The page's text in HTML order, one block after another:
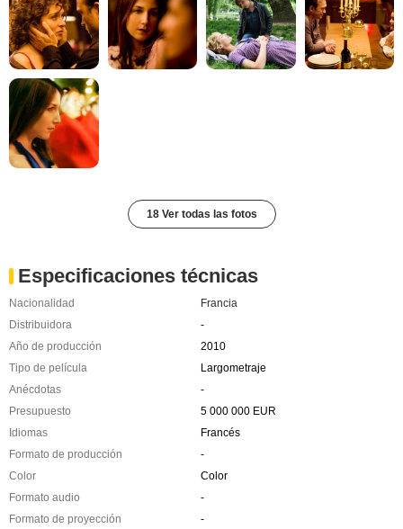
18 Ver todas las fotos
Especificaciones técnicas
Nacionalidad
Francia
Distribuidora
-
Año de producción
2010
Tipo de película
Largometraje
Anécdotas
-
Presupuesto
5 000 000 EUR
Idiomas
Francés
Formato de producción
-
Color
Color
Formato audio
-
Formato de proyección
-